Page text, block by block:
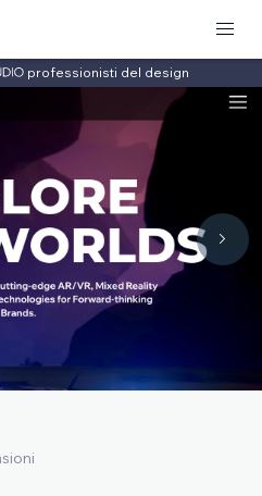
professionisti del design